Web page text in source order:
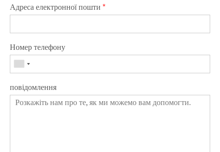
Адреса електронної пошти*
Номер телефону
повідомлення